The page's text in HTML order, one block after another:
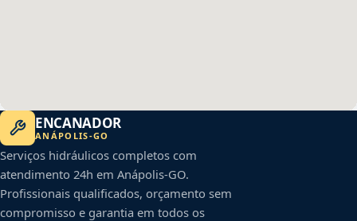
ENCANADOR
ANÁPOLIS-GO
Serviços hidráulicos completos com
atendimento 24h em Anápolis-GO.
Profissionais qualificados, orçamento sem
compromisso e garantia em todos os